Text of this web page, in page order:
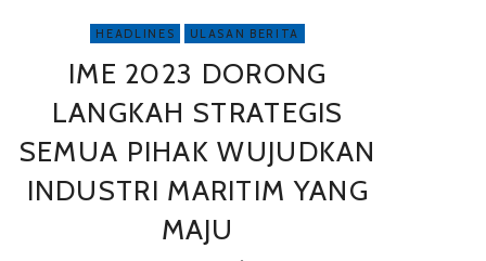
HEADLINES ULASAN BERITA
IME 2023 DORONG
LANGKAH STRATEGIS
SEMUA PIHAK WUJUDKAN
INDUSTRI MARITIM YANG
MAJU